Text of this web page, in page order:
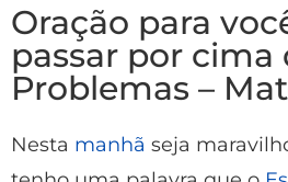
Oração para
passar por cima
Problemas –
Nesta manhã seja